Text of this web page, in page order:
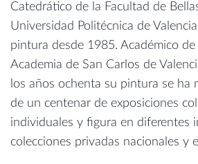
Catedrático de la Facultad de
Universidad Politécnica de
pintura desde 1985. Académico de
Academia de San Carlos de
los años ochenta su pintura se ha
de un centenar de exposiciones
individuales y figura en diferentes
colecciones privadas nacionales y